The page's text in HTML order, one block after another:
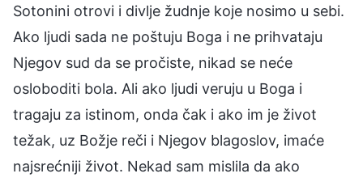
Sotonini otrovi i divlje žudnje koje nosimo u sebi.
Ako ljudi sada ne poštuju Boga i ne prihvataju
Njegov sud da se pročiste, nikad se neće
osloboditi bola. Ali ako ljudi veruju u Boga i
tragaju za istinom, onda čak i ako im je život
težak, uz Božje reči i Njegov blagoslov, imaće
najsrećniji život. Nekad sam mislila da ako